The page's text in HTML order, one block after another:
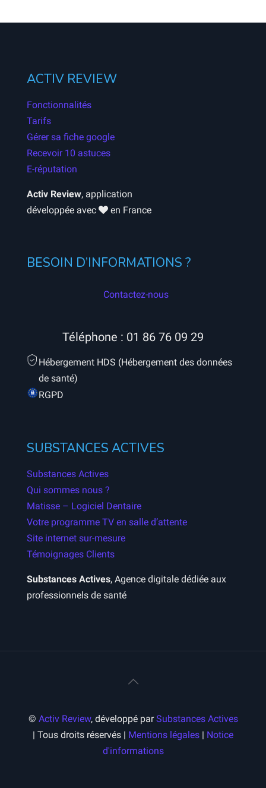
ACTIV REVIEW
Fonctionnalités
Tarifs
Gérer sa fiche google
Recevoir 10 astuces
E-réputation
Activ Review, application
développée avec
en France
BESOIN D’INFORMATIONS ?
Contactez-nous
Téléphone : 01 86 76 09 29
Hébergement HDS (Hébergement des données
de santé)
RGPD
SUBSTANCES ACTIVES
Substances Actives
Qui sommes nous ?
Matisse – Logiciel Dentaire
Votre programme TV en salle d’attente
Site internet sur-mesure
Témoignages Clients
Substances Actives, Agence digitale dédiée aux
professionnels de santé
© Activ Review, développé parSubstances Actives
| Tous droits réservés | Mentions légales | Notice
d'informations